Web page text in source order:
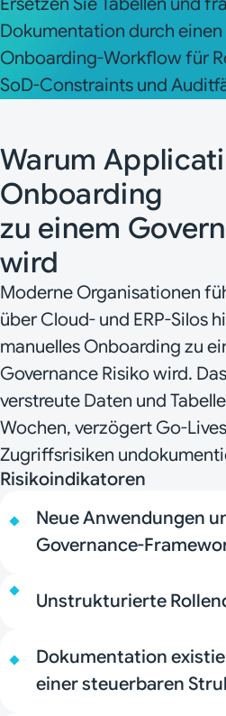
Dokumentation durch
Onboarding-Workflow für
SoD-Constraints und
Warum
Onboarding
zu einem
wird
Moderne Organisationen
über Cloud- und ERP-Silos
manuelles Onboarding zu
Governance Risiko wird.
verstreute Daten und
Wochen, verzögert Go-
Zugriffsrisiken
Risikoindikatoren
Neue Anwendungen
Governance-
Unstrukturierte
Dokumentation
einer steuerbaren